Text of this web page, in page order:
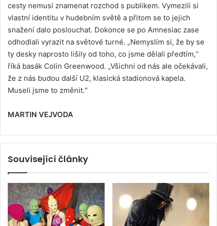
cesty nemusí znamenat rozchod s publikem. Vymezili si
vlastní identitu v hudebním světě a přitom se to jejich
snažení dalo poslouchat. Dokonce se po Amnesiac zase
odhodlali vyrazit na světové turné. „Nemyslím si, že by se
ty desky naprosto lišily od toho, co jsme dělali předtím,“
říká basák Colin Greenwood. „Všichni od nás ale očekávali,
že z nás budou další U2, klasická stadionová kapela.
Museli jsme to změnit.“
MARTIN VEJVODA
Související články